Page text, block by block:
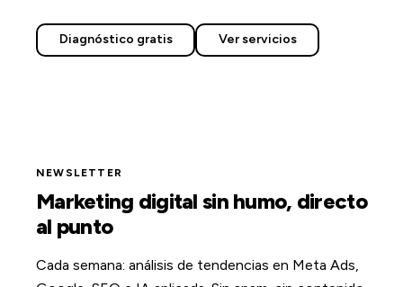
Diagnóstico gratis Ver servicios
NEWSLETTER
Marketing digital sin humo, directo
al punto
Cada semana: análisis de tendencias en Meta Ads,